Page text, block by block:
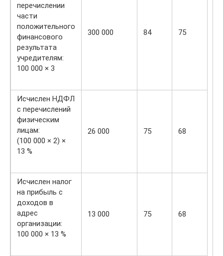
перечислении
части
положительного
финансового
результата
учредителям:
100 000 × 3
300 000 84 75
Исчислен НДФЛ
с перечислений
физическим
лицам:
(100 000 × 2) ×
13 %
26 000 75 68
Исчислен налог
на прибыль с
доходов в
адрес
организации:
100 000 × 13 %
13 000 75 68